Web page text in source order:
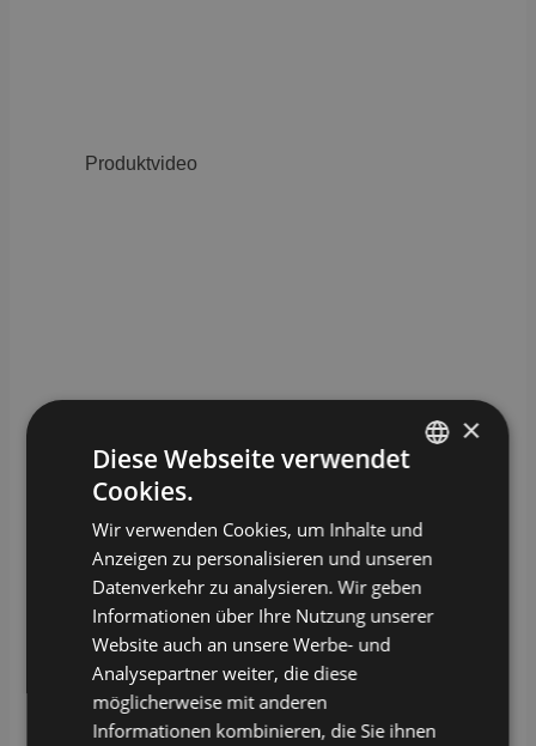
Produktvideo
Tutorials
ENGLISH
×
Diese Webseite verwendet
Cookies.
Wir verwenden Cookies, um Inhalte und
Anzeigen zu personalisieren und unseren
Datenverkehr zu analysieren. Wir geben
Informationen über Ihre Nutzung unserer
Website auch an unsere Werbe- und
Analysepartner weiter, die diese
möglicherweise mit anderen
Informationen kombinieren, die Sie ihnen